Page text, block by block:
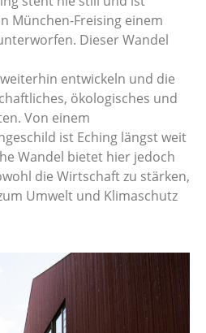
München-Freising einem
Dieser Wandel
entwickeln und die
ökologisches und
Von einem
ist Eching längst weit
Wandel bietet hier jedoch
die Wirtschaft zu stärken,
Umwelt und Klimaschutz